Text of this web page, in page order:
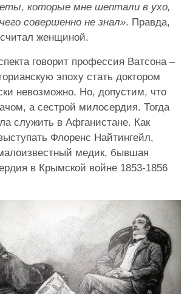
которые мне шептали в ухо,
совершенно не знал». Правда,
женщиной.
говорит профессия Ватсона –
эпоху стать доктором
невозможно. Но, допустим, что
а сестрой милосердия. Тогда
служить в Афганистане. Как
Флоренс Найтингейл,
медик, бывшая
в Крымской войне 1853-1856